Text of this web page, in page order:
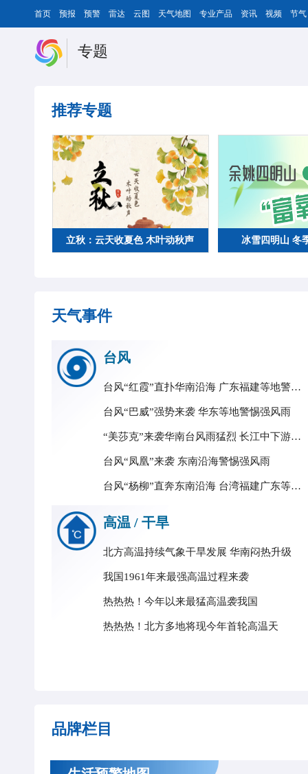
首页 预报 预警 雷达 云图 天气地图 专业产品 资讯 视频 节气
专题
推荐专题
立秋：云天收夏色 木叶动秋声 冰雪四明山 冬
天气事件
台风
台风“红霞”直扑华南沿海 广东福建等地警惕强风雨
台风“巴威”强势来袭 华东等地警惕强风雨
“美莎克”来袭华南台风雨猛烈 长江中下游强降雨持续
台风“凤凰”来袭 东南沿海警惕强风雨
台风“杨柳”直奔东南沿海 台湾福建广东等地警惕强风雨
高温 / 干旱
北方高温持续气象干旱发展 华南闷热升级
我国1961年来最强高温过程来袭
热热热！今年以来最猛高温袭我国
热热热！北方多地将现今年首轮高温天
品牌栏目